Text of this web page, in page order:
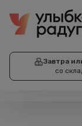
Завтра
со